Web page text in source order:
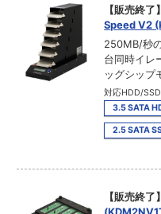
【販売終了】
Speed V2
250MB/秒
台同時イレ
ッグシップ
対応HDD/
3.5 SATA
2.5 SATA
【販売終了】